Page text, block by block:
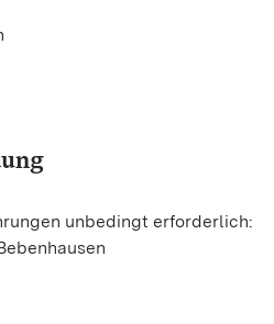
unbedingt erforderlich: